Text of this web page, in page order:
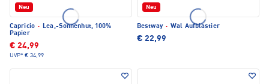
Neu
Capricio · Lea,-Sonnenhut, 100%
Papier
€ 24,99
UVP* € 34,99
Neu
Bestway · Wal Aufblastier
€ 22,99